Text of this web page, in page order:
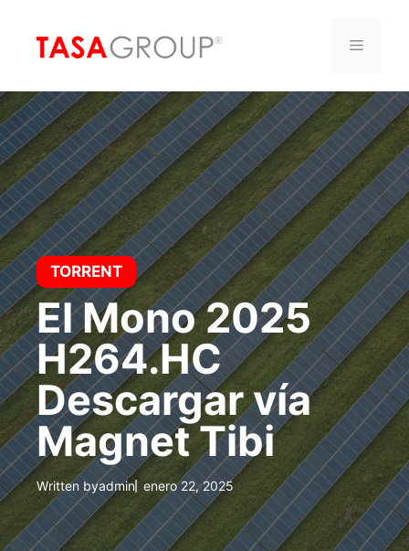
contenido
Menú
TORRENT
El Mono 2025
H264.HC
Descargar vía
Magnet Tibi
Written byadmin enero 22, 2025